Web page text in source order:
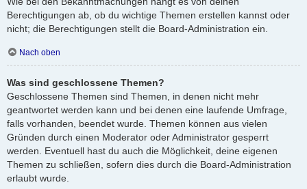
Berechtigungen ab, ob du wichtige Themen erstellen kannst oder
nicht; die Berechtigungen stellt die Board-Administration ein.
Nach oben
Was sind geschlossene Themen?
Geschlossene Themen sind Themen, in denen nicht mehr
geantwortet werden kann und bei denen eine laufende Umfrage,
falls vorhanden, beendet wurde. Themen können aus vielen
Gründen durch einen Moderator oder Administrator gesperrt
werden. Eventuell hast du auch die Möglichkeit, deine eigenen
Themen zu schließen, sofern dies durch die Board-Administration
erlaubt wurde.